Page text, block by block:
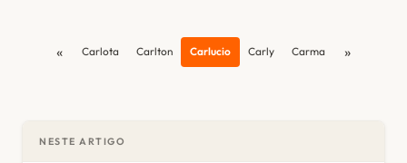
« Carlota Carlton Carlucio Carly Carma »
NESTE ARTIGO